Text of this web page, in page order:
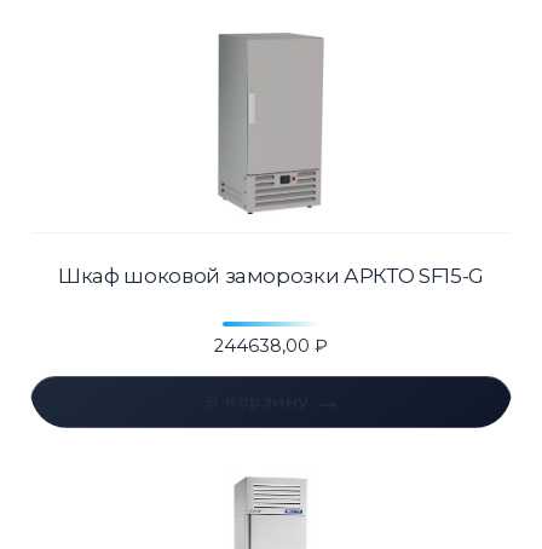
Шкаф шоковой заморозки АРКТО SF15-G
244638,00 ₽